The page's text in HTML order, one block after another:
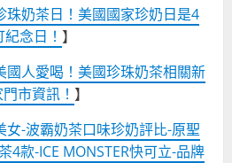
珠奶茶日！美國國家珍奶日是4
念日！ 】
國人愛喝！美國珍珠奶茶相關新
市資訊！ 】
女-波霸奶茶口味珍奶評比-原聖
4款-ICE MONSTER快可立-品牌